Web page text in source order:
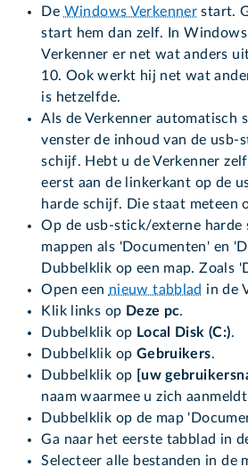
De Windows Verkenner start.
start hem dan zelf. In
Verkenner er net wat anders
10. Ook werkt hij net wat
is hetzelfde.
Als de Verkenner automatisch
venster de inhoud van de usb-
schijf. Hebt u de Verkenner
eerst aan de linkerkant op de
harde schijf. Die staat meteen
Op de usb-stick/externe harde
mappen als 'Documenten' en
Dubbelklik op een map. Zoals
Open een nieuw tabblad in de
Klik links op Deze pc.
Dubbelklik op Local Disk (C:).
Dubbelklik op Gebruikers.
Dubbelklik op
[uw
naam waarmee u zich
Dubbelklik op de map
Ga naar het eerste tabblad in
Selecteer alle bestanden in de